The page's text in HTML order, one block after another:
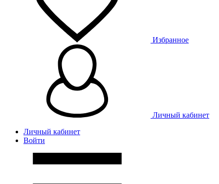
Избранное
Личный кабинет
Личный кабинет
Войти